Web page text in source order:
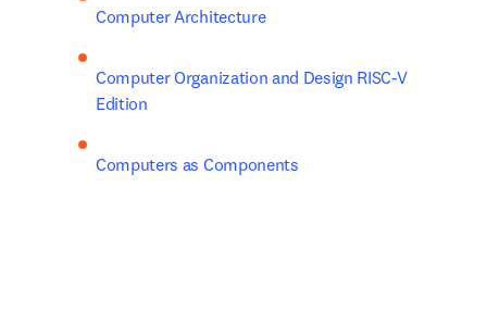
Computer Architecture
Computer Organization and Design RISC-V
Edition
Computers as Components